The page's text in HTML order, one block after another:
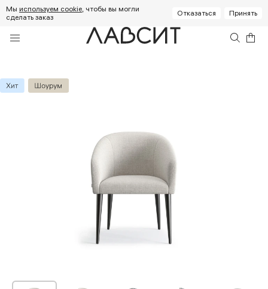
Мы используем cookie, чтобы вы могли
сделать заказ
Отказаться Принять